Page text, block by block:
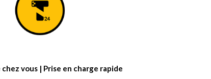
chez vous | Prise en charge rapide